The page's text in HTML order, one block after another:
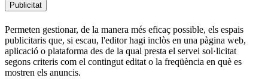
Publicitat
Permeten gestionar, de la manera més eficaç possible, els espais
publicitaris que, si escau, l'editor hagi inclòs en una pàgina web,
aplicació o plataforma des de la qual presta el servei sol·licitat
segons criteris com el contingut editat o la freqüència en què es
mostren els anuncis.